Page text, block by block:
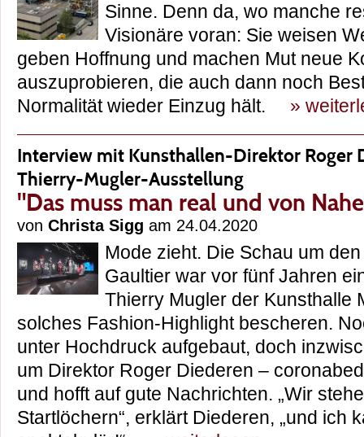
Sinne. Denn da, wo manche
Visionäre voran: Sie weisen
geben Hoffnung und machen Mut neue
auszuprobieren, die auch dann noch
Normalität wieder Einzug hält. »
Interview mit Kunsthallen-Direktor Roger
Thierry-Mugler-Ausstellung
"Das muss man real und von
von Christa Sigg am 24.04.2020
Mode zieht. Die Schau um
Gaultier war vor fünf Jahren
Thierry Mugler der Kunsthalle
solches Fashion-Highlight bescheren.
unter Hochdruck aufgebaut, doch
um Direktor Roger Diederen –
und hofft auf gute Nachrichten. „Wir
Startlöchern“, erklärt Diederen, „und ich